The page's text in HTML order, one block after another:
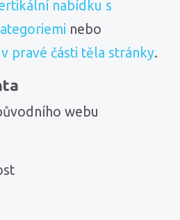
nabídku s
nebo
pravé části těla stránky.
webu